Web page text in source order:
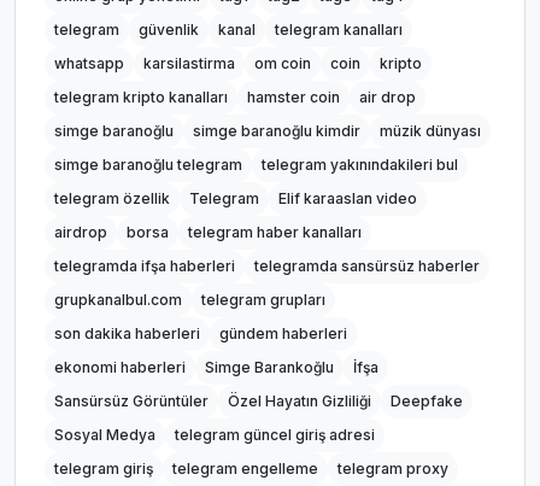
telegram
güvenlik kanal
telegram kanalları
whatsapp
karsilastirma om coin coin
kripto
telegram kripto kanalları
hamster coin
air drop
simge baranoğlu
simge baranoğlu kimdir
müzik dünyası
simge baranoğlu telegram
telegram yakınındakileri bul
telegram özellik
Telegram
Elif karaaslan video
airdrop
borsa
telegram haber kanalları
telegramda ifşa haberleri
telegramda sansürsüz haberler
grupkanalbul.com
telegram grupları
son dakika haberleri
gündem haberleri
ekonomi haberleri
Simge Barankoğlu
İfşa
Sansürsüz Görüntüler
Özel Hayatın Gizliliği
Deepfake
Sosyal Medya
telegram güncel giriş adresi
telegram giriş
telegram engelleme
telegram proxy